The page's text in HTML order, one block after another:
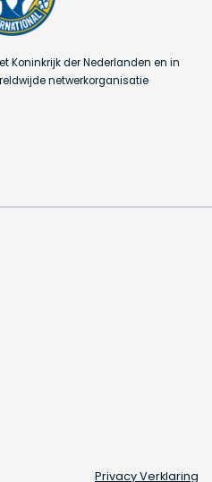
Koninkrijk der Nederlanden en in
netwerkorganisatie
Privacy Verklaring